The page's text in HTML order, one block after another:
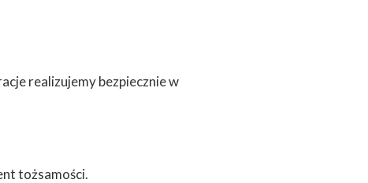
realizujemy bezpiecznie w
tożsamości.